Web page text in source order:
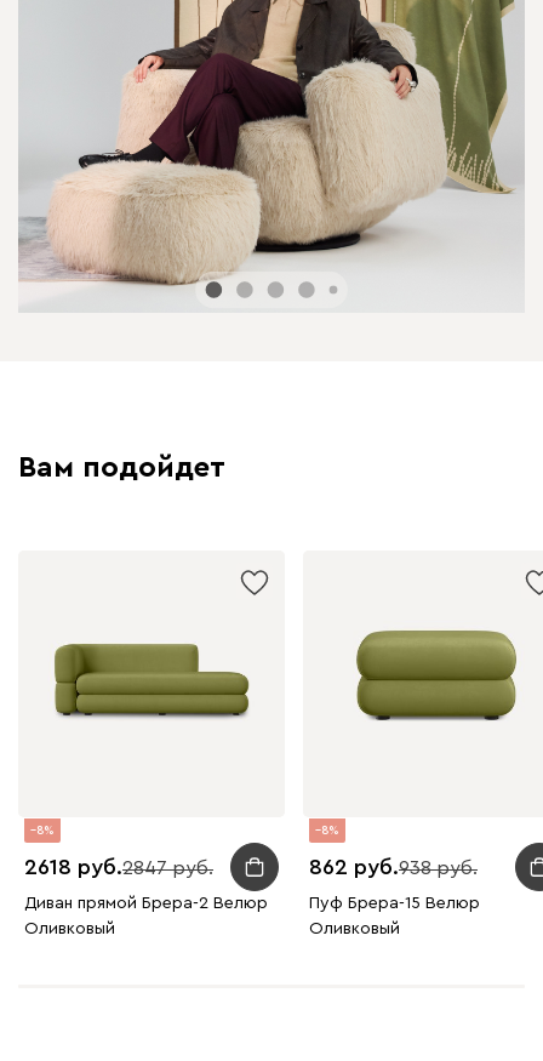
Вам подойдет
8
2618 2847
Диван прямой Брера-2 Велюр
Оливковый
8
862 938
Пуф Брера-15 Велюр
Оливковый